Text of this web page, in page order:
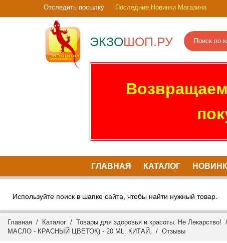
Отследить посылку Последние Новинки Магазина
ЭКЗОШОП.РУ
ГЛАВНАЯ КАТАЛОГ
Используйте поиск в шапке сайта, чтобы найти нужный товар.
Главная / Каталог / Товары для здоровья и красоты. Не Лекарство!
МАСЛО - КРАСНЫЙ ЦВЕТОК) - 20 ML. КИТАЙ. / Отзывы